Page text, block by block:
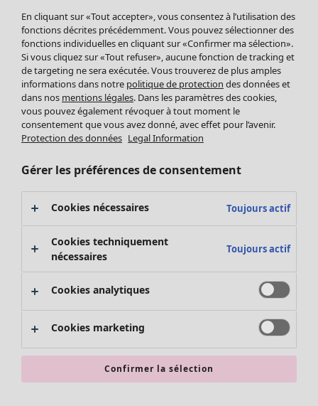
Leggings et collants
Accessoires
Chaussures
Vêtements de bain
Basics
Soldes Mobilier
Bonnes affaires déco
Décoration
Textiles
Tapis
Éponge
Promos SOLDES
Les promos de Gudrun Sjödén
Nouvel arrivage
Bonnes affaires en soldes - jusqu'à -70
En cliquant sur «Tout accepter», vous consentez à l’utilisation des
fonctions décrites précédemment. Vous pouvez sélectionner des
fonctions individuelles en cliquant sur «Confirmer ma sélection».
Si vous cliquez sur «Tout refuser», aucune fonction de tracking et
de targeting ne sera exécutée. Vous trouverez de plus amples
informations dans notre politique de protection des données et
dans nos mentions légales. Dans les paramètres des cookies,
vous pouvez également révoquer à tout moment le
consentement que vous avez donné, avec effet pour l’avenir.
Protection des données Legal Information
Gérer les préférences de consentement
Cookies nécessaires Toujours actif
Cookies techniquement
nécessaires
Toujours actif
Cookies analytiques
Cookies marketing
Confirmer la sélection